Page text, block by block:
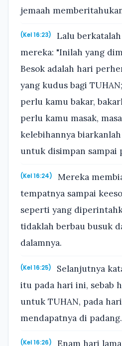
jemaah
(Kel 16:23)
Lalu
mereka: "Inilah yang
Besok adalah hari
yang kudus bagi
perlu kamu bakar,
perlu kamu masak,
kelebihannya
untuk disimpan sampai
(Kel 16:24)
Mereka
tempatnya sampai
seperti yang
tidaklah berbau busuk
dalamnya.
(Kel 16:25)
Selanjutnya
itu pada hari ini, sebab
untuk TUHAN, pada
mendapatnya di padang.
(Kel 16:26) Enam hari